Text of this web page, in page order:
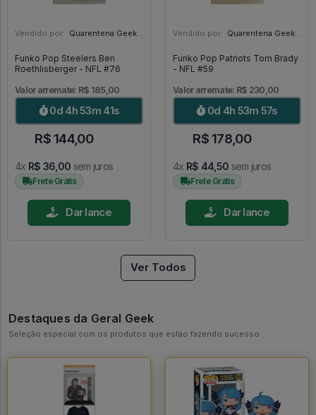
Vendido por: Quarentena Geek Store - SP
Funko Pop Steelers Ben
Roethlisberger - NFL #76
Valor arremate: R$ 185,00
0d 4h 53m 39s
R$ 144,00
4x R$ 36,00 sem juros
Frete Grátis
Dar lance
Vendido por: Quarentena Geek Store - SP
Funko Pop Patriots Tom Brady
- NFL #59
Valor arremate: R$ 230,00
0d 4h 53m 55s
R$ 178,00
4x R$ 44,50 sem juros
Frete Grátis
Dar lance
Ver Todos
Destaques da Geral Geek
Seleção especial com os produtos que estão fazendo sucesso